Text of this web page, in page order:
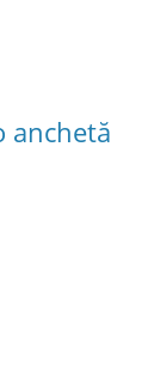
anchetă